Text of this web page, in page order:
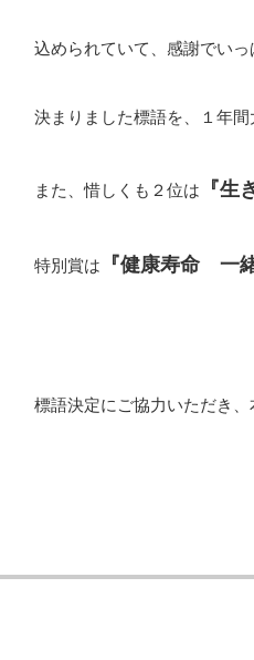
込められていて、感謝でいっ
決まりました標語を、１年
また、惜しくも２位は 『
特別賞は 『健康寿命 一
標語決定にご協力いただき